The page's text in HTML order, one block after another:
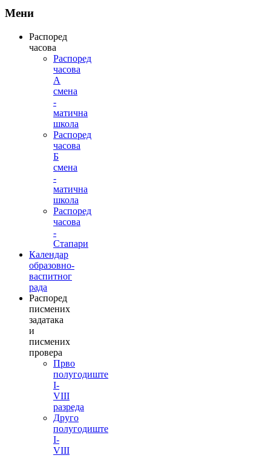
Мени
Распоред
часова
Распоред
часова
А
смена
-
матична
школа
Распоред
часова
Б
смена
-
матична
школа
Распоред
часова
-
Стапари
Календар
образовно-
васпитног
рада
Распоред
писмених
задатака
и
писмених
провера
Прво
полугодиште
I-
VIII
разреда
Друго
полугодиште
I-
VIII